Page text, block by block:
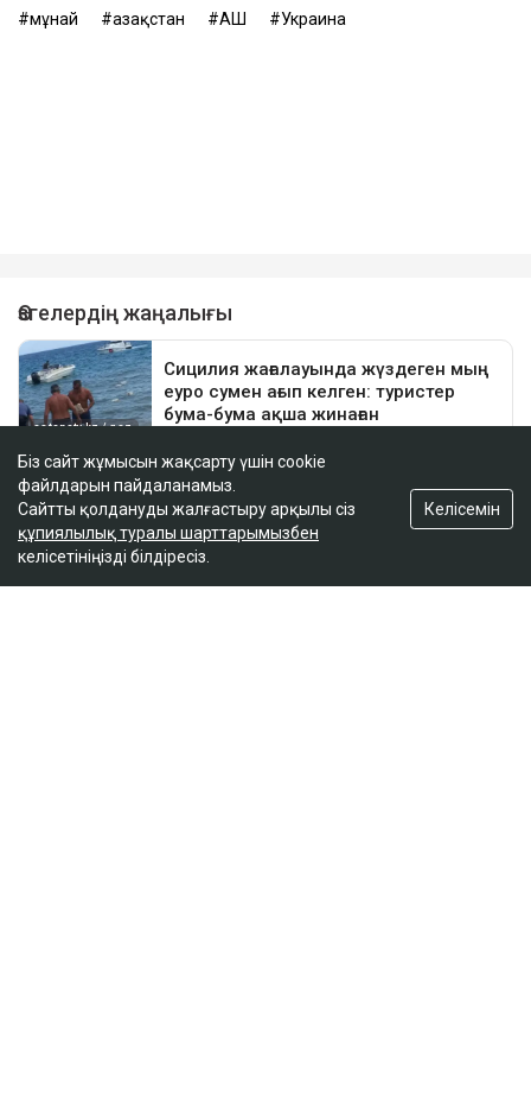
мұнай Қазақстан АҚШ Украина
Біз сайт жұмысын жақсарту үшін cookie
файлдарын пайдаланамыз.
Сайтты қолдануды жалғастыру арқылы сіз
құпиялылық туралы шарттарымызбен
келісетініңізді білдіресіз.
Келісемін